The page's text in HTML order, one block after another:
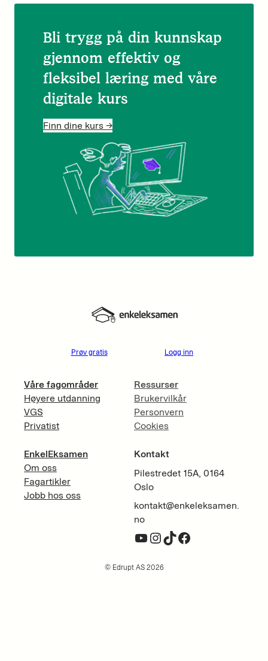
Bli trygg på din kunnskap
gjennom effektiv og
fleksibel læring med våre
digitale kurs
Finn dine kurs ->
Prøv gratis Logg inn
Våre fagområder
Høyere utdanning
VGS
Privatist
EnkelEksamen
Om oss
Fagartikler
Jobb hos oss
Ressurser
Brukervilkår
Personvern
Cookies
Kontakt
Pilestredet 15A, 0164
Oslo
kontakt@enkeleksamen.
no
YouTube InstagramTikTok Facebook
© Edrupt AS 2026